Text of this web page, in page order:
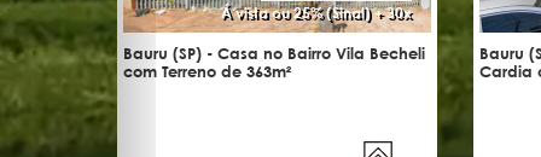
Á vista ou 25% (Sinal) + 30x
Bauru (SP) - Casa no Bairro Vila Becheli
com Terreno de 363m²
Bauru
Cardia